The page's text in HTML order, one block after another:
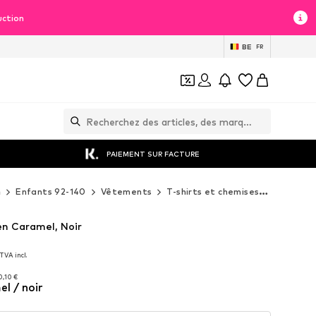
BE FR
PAIEMENT SUR FACTURE
Enfants 92-140 Vêtements T-shirts et chemises
TVA incl.
€
€
Caramel, Noir
/ noir